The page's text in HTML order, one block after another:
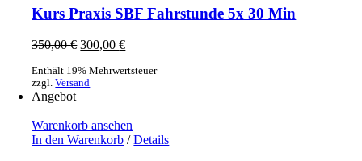
Kurs Praxis SBF Fahrstunde 5x 30 Min
350,00€ Ursprünglicher
war:
350,00 €
300,00€Aktueller
ist:
Enthält 19% Mehrwertsteuer
zzgl.Versand
Angebot
Warenkorb ansehen
In den Warenkorb / Details